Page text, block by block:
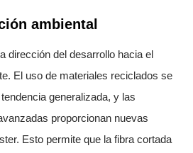
ambiental
dirección del desarrollo hacia el
El uso de materiales reciclados se
generalizada, y las
proporcionan nuevas
Esto permite que la fibra cortada